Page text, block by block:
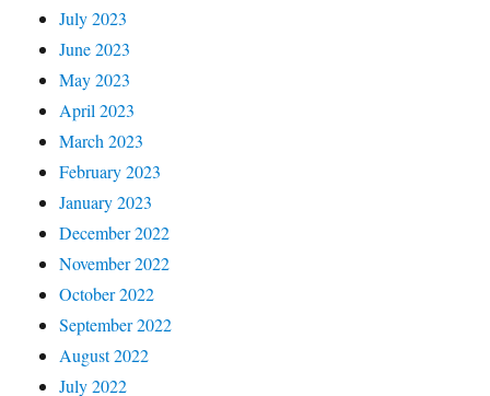
July 2023
June 2023
May 2023
April 2023
March 2023
February 2023
January 2023
December 2022
November 2022
October 2022
September 2022
August 2022
July 2022